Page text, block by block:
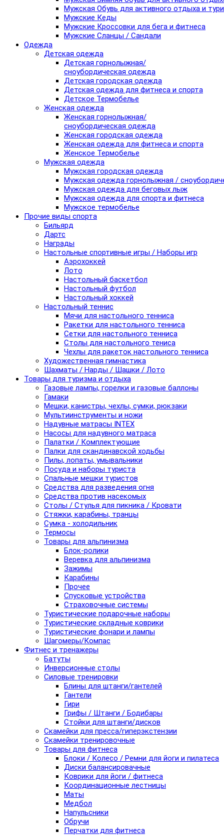
Мужская Обувь для активного отдыха и
Мужские Кеды
Мужские Кроссовки для бега и фитнеса
Мужские Сланцы / Сандали
Одежда
Детская одежда
Детская горнолыжная/
сноубордическая одежда
Детская городская одежда
Детская одежда для фитнеса и спорта
Детское Термобелье
Женская одежда
Женская горнолыжная/
сноубордическая одежда
Женская городская одежда
Женская одежда для фитнеса и спорта
Женское Термобелье
Мужская одежда
Мужская городская одежда
Мужская одежда горнолыжная /
Мужская одежда для беговых лыж
Мужская одежда для спорта и фитнеса
Мужское термобелье
Прочие виды спорта
Бильярд
Дартс
Награды
Настольные спортивные игры / Наборы игр
Аэрохоккей
Лото
Настольный баскетбол
Настольный футбол
Настольный хоккей
Настольный теннис
Мячи для настольного тенниса
Ракетки для настольного тенниса
Сетки для настольного тенниса
Столы для настольного тениса
Чехлы для ракеток настольного тенниса
Художественная гимнастика
Шахматы / Нарды / Шашки / Лото
Товары для туризма и отдыха
Газовые лампы, горелки и газовые баллоны
Гамаки
Мешки, канистры, чехлы, сумки, рюкзаки
Мультиинструменты и ножи
Надувные матрасы INTEX
Насосы для надувного матраса
Палатки / Комплектующие
Палки для скандинавской ходьбы
Пилы, лопаты, умывальники
Посуда и наборы туриста
Спальные мешки туристов
Средства для разведения огня
Средства против насекомых
Столы / Стулья для пикника / Кровати
Стяжки, карабины, транцы
Сумка - холодильник
Термосы
Товары для альпинизма
Блок-ролики
Веревка для альпинизма
Зажимы
Карабины
Прочее
Спусковые устройства
Страховочные системы
Туристические подарочные наборы
Туристические складные коврики
Туристические фонари и лампы
Шагомеры/Компас
Фитнес и тренажеры
Батуты
Инверсионные столы
Силовые тренировки
Блины для штанги/гантелей
Гантели
Гири
Грифы / Штанги / Бодибары
Стойки для штанги/дисков
Скамейки для пресса/гиперэкстензии
Скамейки тренировочные
Товары для фитнеса
Блоки / Колесо / Ремни для йоги и пилатеса
Диски балансировачные
Коврики для йоги / фитнеса
Координационные лестницы
Маты
Медбол
Напульсники
Обручи
Перчатки для фитнеса